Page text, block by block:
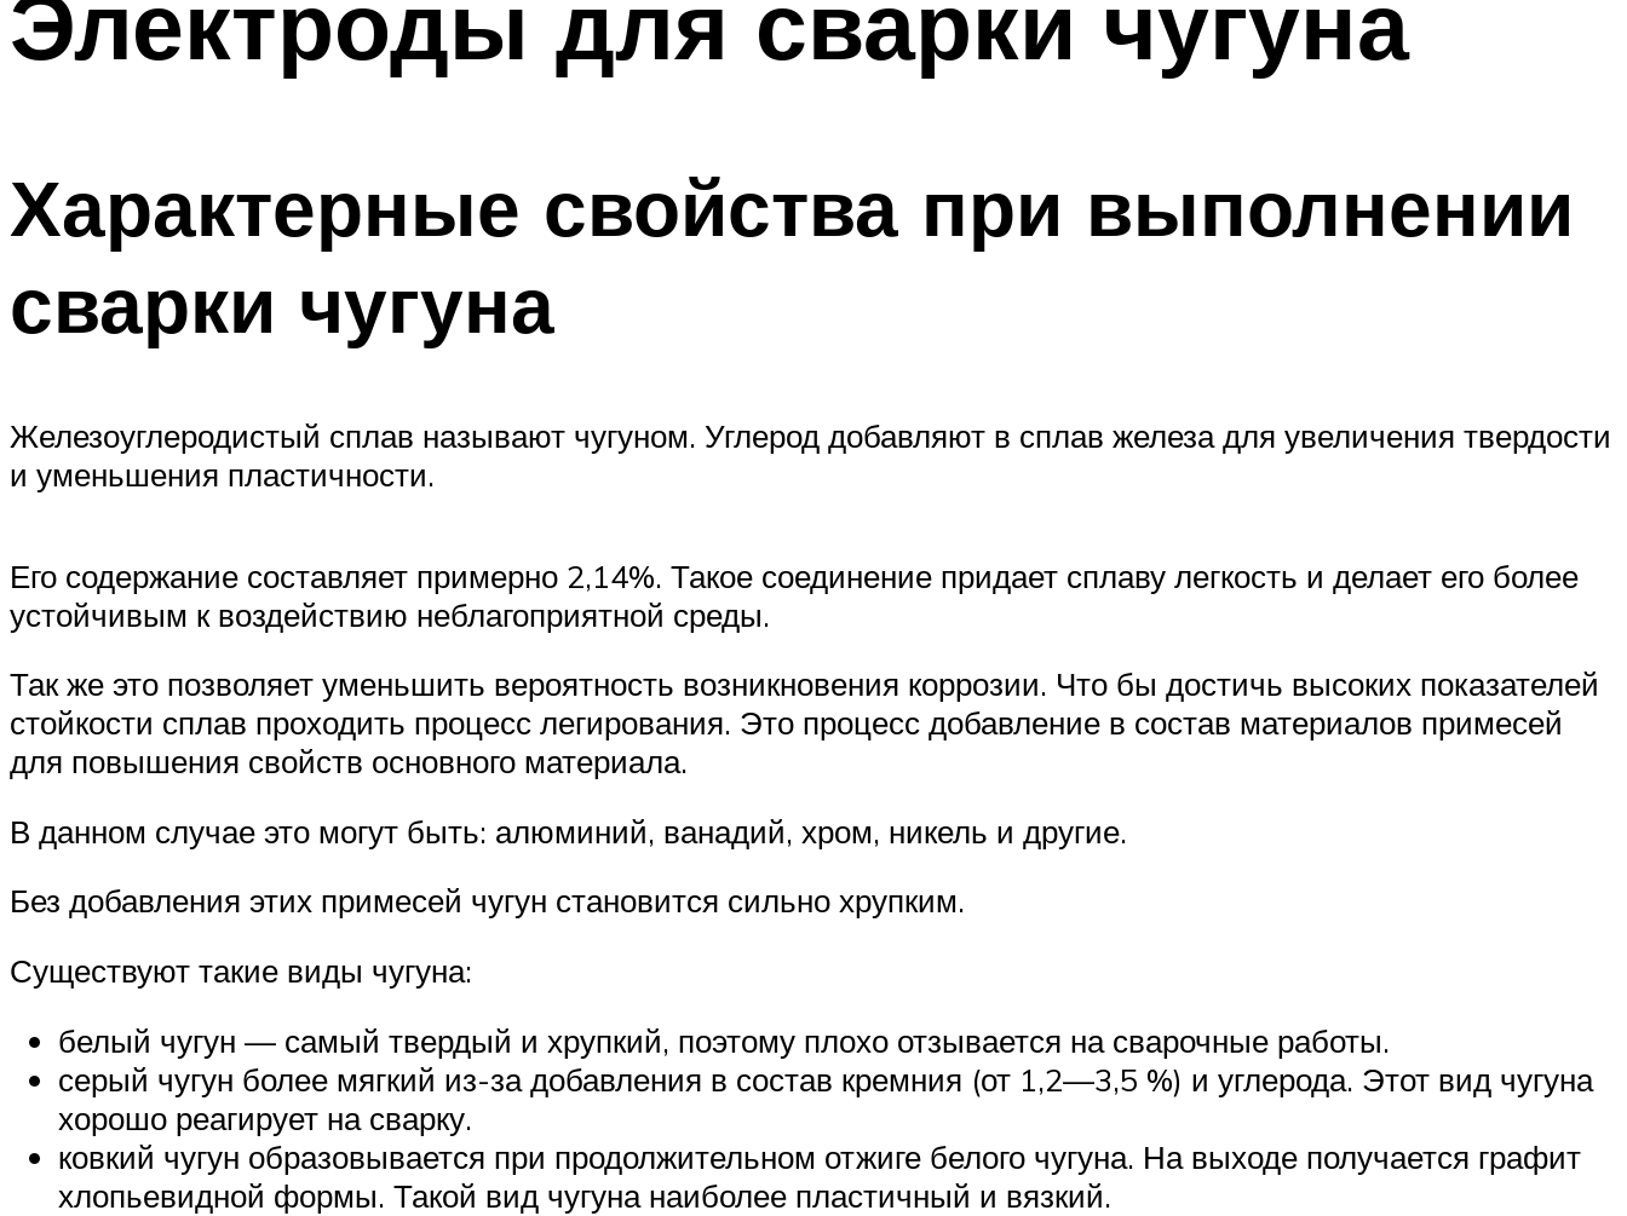
Электроды для сварки чугуна
Характерные свойства при выполнении
сварки чугуна
Железоуглеродистый сплав называют чугуном. Углерод добавляют в сплав железа для увеличения твердости
и уменьшения пластичности.
Его содержание составляет примерно 2,14%. Такое соединение придает сплаву легкость и делает его более
устойчивым к воздействию неблагоприятной среды.
Так же это позволяет уменьшить вероятность возникновения коррозии. Что бы достичь высоких показателей
стойкости сплав проходить процесс легирования. Это процесс добавление в состав материалов примесей
для повышения свойств основного материала.
В данном случае это могут быть: алюминий, ванадий, хром, никель и другие.
Без добавления этих примесей чугун становится сильно хрупким.
Существуют такие виды чугуна:
белый чугун — самый твердый и хрупкий, поэтому плохо отзывается на сварочные работы.
серый чугун более мягкий из-за добавления в состав кремния (от 1,2—3,5 %) и углерода. Этот вид чугуна
хорошо реагирует на сварку.
ковкий чугун образовывается при продолжительном отжиге белого чугуна. На выходе получается графит
хлопьевидной формы. Такой вид чугуна наиболее пластичный и вязкий.